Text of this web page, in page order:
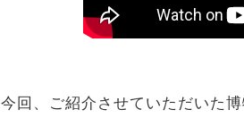
今回、ご紹介させていただいた